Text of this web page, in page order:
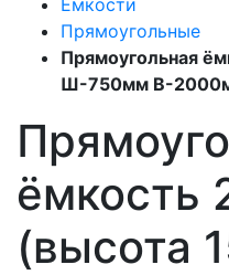
Емкости
Прямоугольные
Прямоугольная
Ш-750мм В-
ёмкость
(высота